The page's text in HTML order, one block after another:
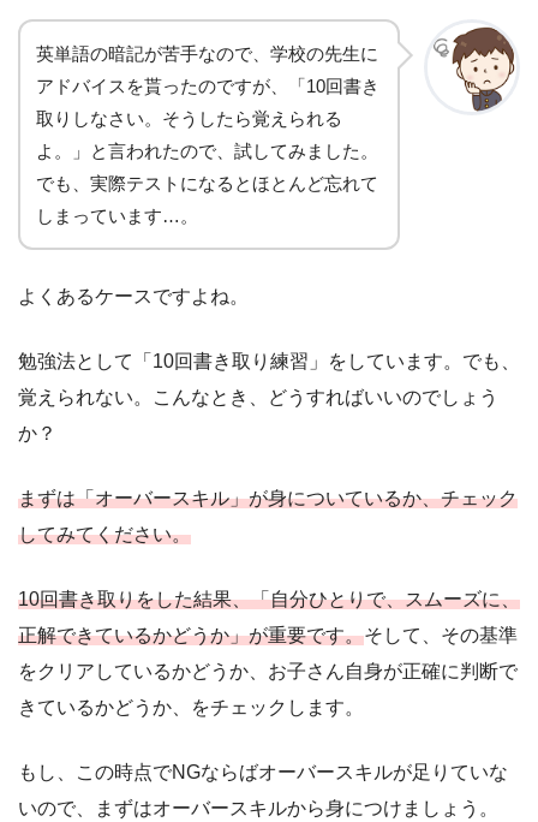
英単語の暗記が苦手なので、学校の先生に
アドバイスを貰ったのですが、「10回書き
取りしなさい。そうしたら覚えられる
よ。」と言われたので、試してみました。
でも、実際テストになるとほとんど忘れて
しまっています…。
よくあるケースですよね。
勉強法として「10回書き取り練習」をしています。でも、
覚えられない。こんなとき、どうすればいいのでしょう
か？
まずは「オーバースキル」が身についているか、チェック
してみてください。
10回書き取りをした結果、「自分ひとりで、スムーズに、
正解できているかどうか」が重要です。そして、その基準
をクリアしているかどうか、お子さん自身が正確に判断で
きているかどうか、をチェックします。
もし、この時点でNGならばオーバースキルが足りていな
いので、まずはオーバースキルから身につけましょう。